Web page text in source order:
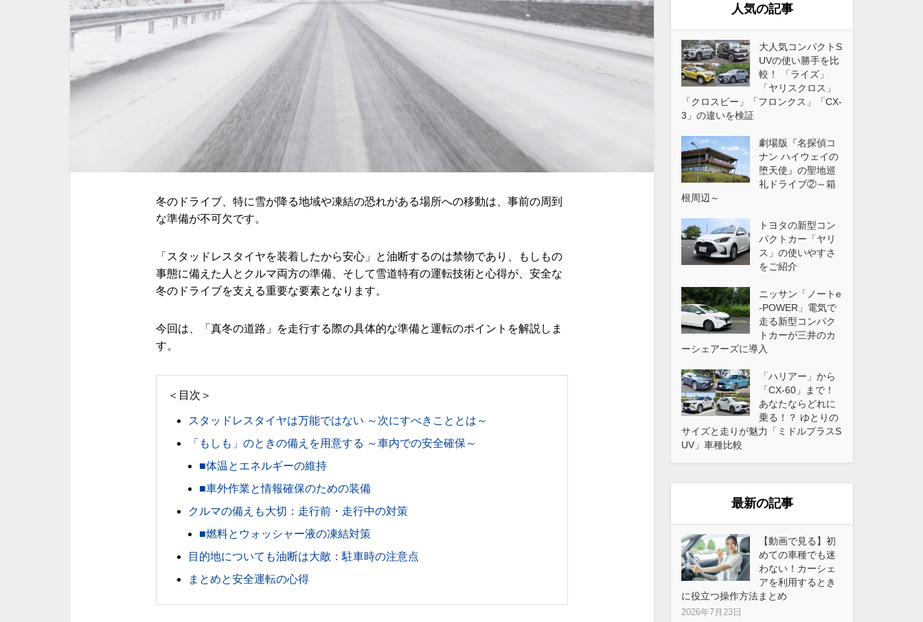
冬のドライブ、特に雪が降る地域や凍結の恐れがある場所への移動は、事前の周到
な準備が不可欠です。
「スタッドレスタイヤを装着したから安心」と油断するのは禁物であり、もしもの
事態に備えた人とクルマ両方の準備、そして雪道特有の運転技術と心得が、安全な
冬のドライブを支える重要な要素となります。
今回は、「真冬の道路」を走行する際の具体的な準備と運転のポイントを解説しま
す。
＜目次＞
スタッドレスタイヤは万能ではない ～次にすべきこととは～
「もしも」のときの備えを用意する ～車内での安全確保～
■体温とエネルギーの維持
■車外作業と情報確保のための装備
クルマの備えも大切：走行前・走行中の対策
■燃料とウォッシャー液の凍結対策
目的地についても油断は大敵：駐車時の注意点
まとめと安全運転の心得
人気の記事
大人気コンパクトS
UVの使い勝手を比
較！ 「ライズ」
「ヤリスクロス」
「クロスビー」「フロンクス」「CX-
3」の違いを検証
劇場版『名探偵コ
ナン ハイウェイの
堕天使』の聖地巡
礼ドライブ②～箱
根周辺～
トヨタの新型コン
パクトカー「ヤリ
ス」の使いやすさ
をご紹介
ニッサン「ノートe
-POWER」電気で
走る新型コンパク
トカーが三井のカ
ーシェアーズに導入
「ハリアー」から
「CX-60」まで！
あなたならどれに
乗る！？ ゆとりの
サイズと走りが魅力「ミドルプラスS
UV」車種比較
最新の記事
【動画で見る】初
めての車種でも迷
わない！カーシェ
アを利用するとき
に役立つ操作方法まとめ
2026年7月23日